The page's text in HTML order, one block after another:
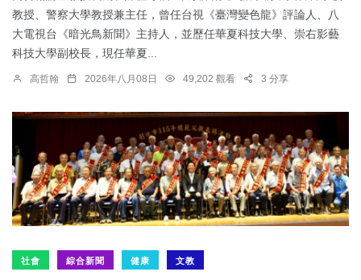
教授、警察大學教授兼主任，曾任台視《臺灣變色龍》評論人、八
大電視台《暗光鳥新聞》主持人，並歷任華夏科技大學、崇右影藝
科技大學副校長，現任華夏...
高哲翰 2026年八月08日 49,202 觀看 3 分享
社會 綜合新聞 健康 文教